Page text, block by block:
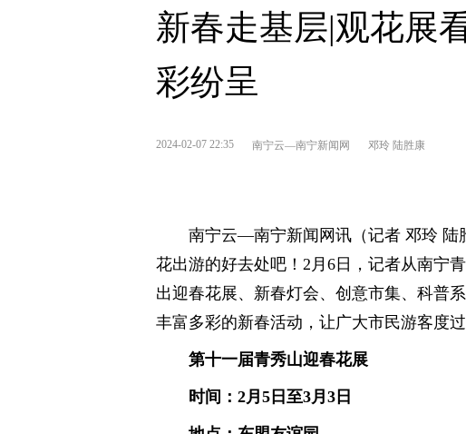
新春走基层|观花展
彩纷呈
2024-02-07 22:35 南宁云—南宁新闻网 邓玲 陆胜康
南宁云—南宁新闻网讯（记者 邓玲 陆
花出游的好去处吧！2月6日，记者从南宁
出迎春花展、新春灯会、创意市集、科普
丰富多彩的新春活动，让广大市民游客度
第十一届青秀山迎春花展
时间：2月5日至3月3日